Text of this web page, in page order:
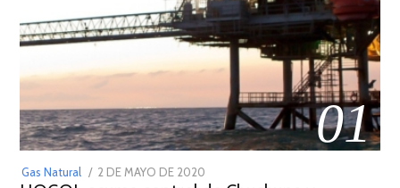
01
Gas Natural
POSTED
2 DE MAYO DE 2020